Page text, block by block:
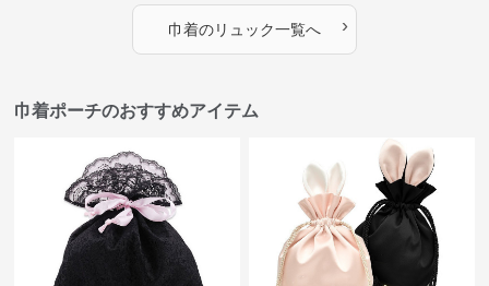
巾着のリュック一覧へ ›
巾着ポーチのおすすめアイテム